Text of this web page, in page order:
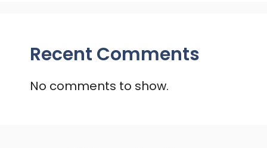
Recent Comments
No comments to show.